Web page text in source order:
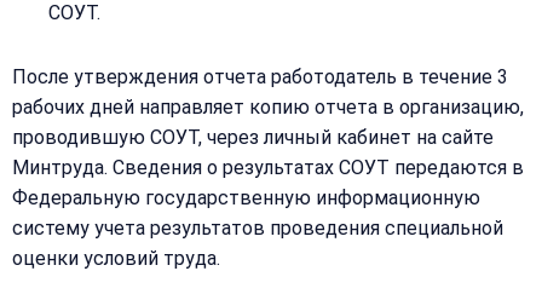
СОУТ.
После утверждения отчета работодатель в течение 3
рабочих дней направляет копию отчета в организацию,
проводившую СОУТ, через личный кабинет на сайте
Минтруда. Сведения о результатах СОУТ передаются в
Федеральную государственную информационную
систему учета результатов проведения специальной
оценки условий труда.